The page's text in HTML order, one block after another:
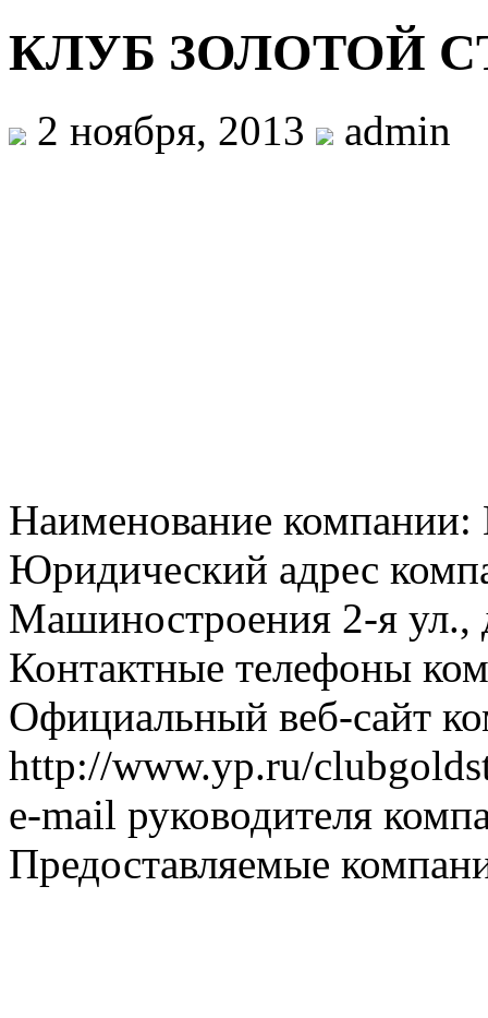
КЛУБ ЗОЛОТОЙ
2 ноября, 2013 admin
Наименование
Юридический адрес
Машиностроения 2-я ул.,
Контактные телефоны
Официальный веб-сайт
http://www.yp.ru/
e-mail руководителя
Предоставляемые